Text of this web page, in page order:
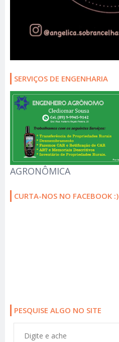
SERVIÇOS DE ENGENHARIA
AGRONÔMICA
CURTA-NOS NO FACEBOOK :)
PESQUISE ALGO NO SITE